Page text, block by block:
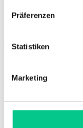
Präferenzen
Statistiken
Marketing
Bewirtschaftung